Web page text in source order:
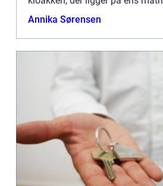
både om det er et hus,
Annika Sørensen